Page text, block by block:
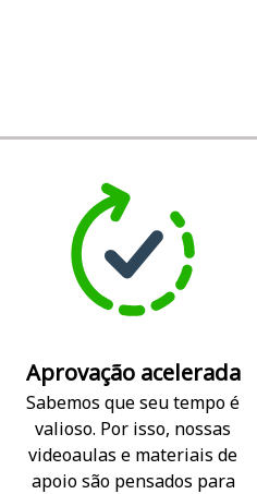
Aprovação acelerada
Sabemos que seu tempo é
valioso. Por isso, nossas
videoaulas e materiais de
apoio são pensados para